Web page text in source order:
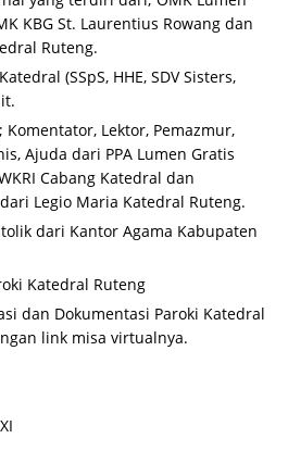
KBG St. Laurentius Rowang dan
Ruteng.
(SSpS, HHE, SDV Sisters,
Lektor, Pemazmur,
Ajuda dari PPA Lumen Gratis
Cabang Katedral dan
Legio Maria Katedral Ruteng.
dari Kantor Agama Kabupaten
Katedral Ruteng
dan Dokumentasi Paroki Katedral
link misa virtualnya.